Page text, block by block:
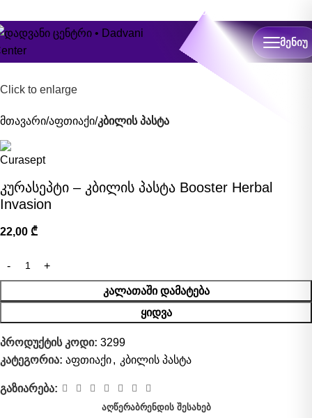
ონლაინ ჩაწერა
ᲛᲔᲜᲘᲣ
Click to enlarge
მთავარი აფთიაქი კბილის პასტა
კურასეპტი – კბილის პასტა Booster Herbal
Invasion
22,00 ₾
ᲙᲐᲚᲐᲗᲐᲨᲘ ᲓᲐᲛᲐᲢᲔᲑᲐ
ᲧᲘᲓᲕᲐ
პროდუქტის კოდი: 3299
კატეგორია: აფთიაქი, კბილის პასტა
გაზიარება:
ᲐᲦᲬᲔᲠᲐᲑᲠᲔᲜᲓᲘᲡ ᲨᲔᲡᲐᲮᲔᲑ